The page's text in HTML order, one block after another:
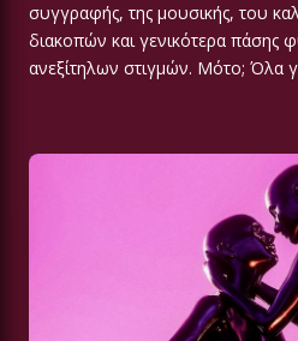
συγγραφής, της μουσικής, του
διακοπών και γενικότερα πάσης
ανεξίτηλων στιγμών. Μότο; Όλα